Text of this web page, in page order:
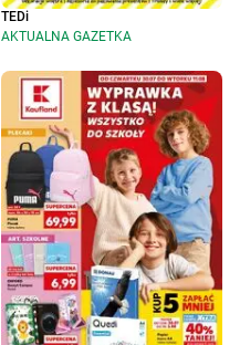
TEDi
AKTUALNA GAZETKA